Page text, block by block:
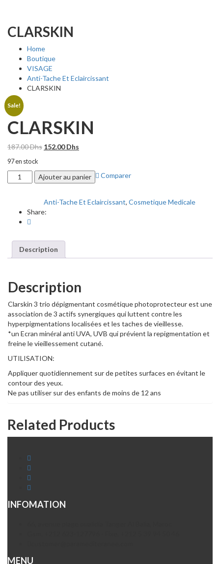
CLARSKIN
Home
Boutique
VISAGE
Anti-Tache Et Eclaircissant
CLARSKIN
Sale!
CLARSKIN
187.00Dhs Le
était :
187.00 Dhs.
152.00Dhs
est :
152.00 Dhs.
97 en stock
quantité
de
Ajouter au panier Comparer
Anti-Tache Et Eclaircissant, Cosmetique Medicale
Share:
Description
Description
Clarskin 3 trio dépigmentant cosmétique photoprotecteur est une
association de 3 actifs synergiques qui luttent contre les
hyperpigmentations localisées et les taches de vieillesse.
*un Ecran minéral anti UVA, UVB qui prévient la repigmentation et
freine le vieillessement cutané.
UTILISATION:
Appliquer quotidiennement sur de petites surfaces en évitant le
contour des yeux.
Ne pas utiliser sur des enfants de moins de 12 ans
Related Products
INFOMATION
MENU